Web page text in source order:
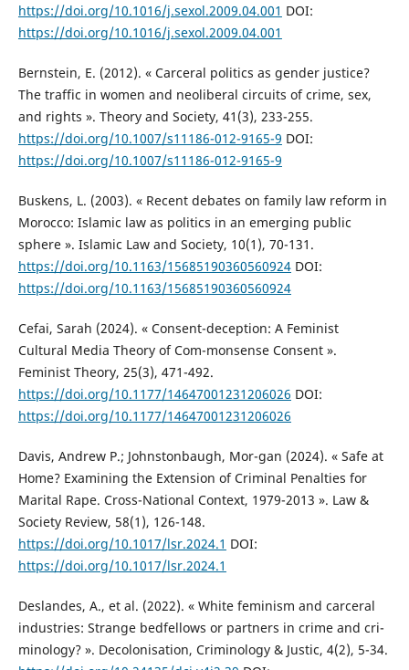
https://doi.org/10.1016/j.sexol.2009.04.001 DOI:
https://doi.org/10.1016/j.sexol.2009.04.001
Bernstein, E. (2012). « Carceral politics as gender justice?
The traffic in women and neoliberal circuits of crime, sex,
and rights ». Theory and Society, 41(3), 233-255.
https://doi.org/10.1007/s11186-012-9165-9 DOI:
https://doi.org/10.1007/s11186-012-9165-9
Buskens, L. (2003). « Recent debates on family law reform in
Morocco: Islamic law as politics in an emerging public
sphere ». Islamic Law and Society, 10(1), 70-131.
https://doi.org/10.1163/15685190360560924DOI:
https://doi.org/10.1163/15685190360560924
Cefai, Sarah (2024). « Consent-deception: A Feminist
Cultural Media Theory of Com-monsense Consent ».
Feminist Theory, 25(3), 471-492.
https://doi.org/10.1177/14647001231206026 DOI:
https://doi.org/10.1177/14647001231206026
Davis, Andrew P.; Johnstonbaugh, Mor-gan (2024). « Safe at
Home? Examining the Extension of Criminal Penalties for
Marital Rape. Cross-National Context, 1979-2013 ». Law &
Society Review, 58(1), 126-148.
https://doi.org/10.1017/lsr.2024.1 DOI:
https://doi.org/10.1017/lsr.2024.1
Deslandes, A., et al. (2022). « White feminism and carceral
industries: Strange bedfellows or partners in crime and cri-
minology? ». Decolonisation, Criminology & Justic, 4(2), 5-34.